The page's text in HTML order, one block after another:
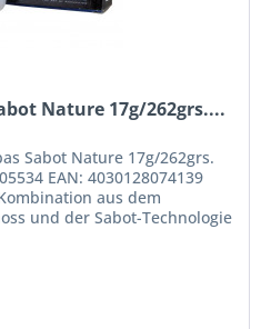
Nature 17g/262grs....
Sabot Nature 17g/262grs.
EAN: 4030128074139
aus dem
und der Sabot-Technologie